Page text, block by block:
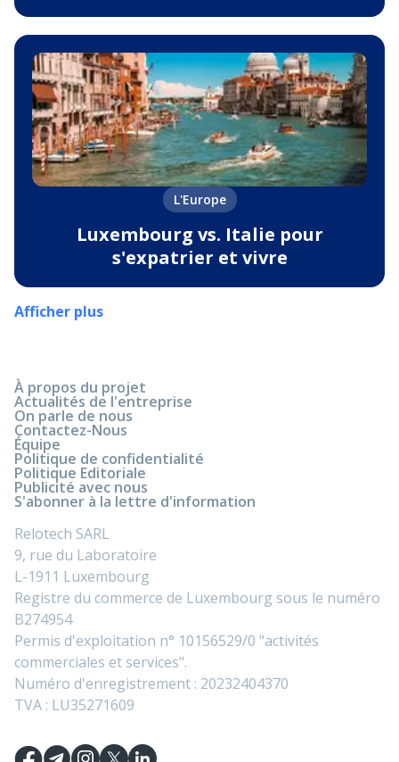
L'Europe
Luxembourg vs. Italie pour
s'expatrier et vivre
Afficher plus
À propos du projet
Actualités de l'entreprise
On parle de nous
Contactez-Nous
Équipe
Politique de confidentialité
Politique Editoriale
Publicité avec nous
S'abonner à la lettre d'information
Relotech SARL
9, rue du Laboratoire
L-1911 Luxembourg
Registre du commerce de Luxembourg sous le numéro
B274954
Permis d'exploitation n° 10156529/0 "activités
commerciales et services".
Numéro d'enregistrement : 20232404370
TVA : LU35271609